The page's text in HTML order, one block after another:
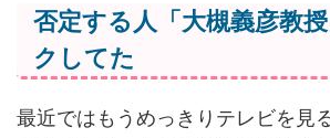
否定する人「大槻義彦教
クしてた
最近ではもうめっきりテレビを見